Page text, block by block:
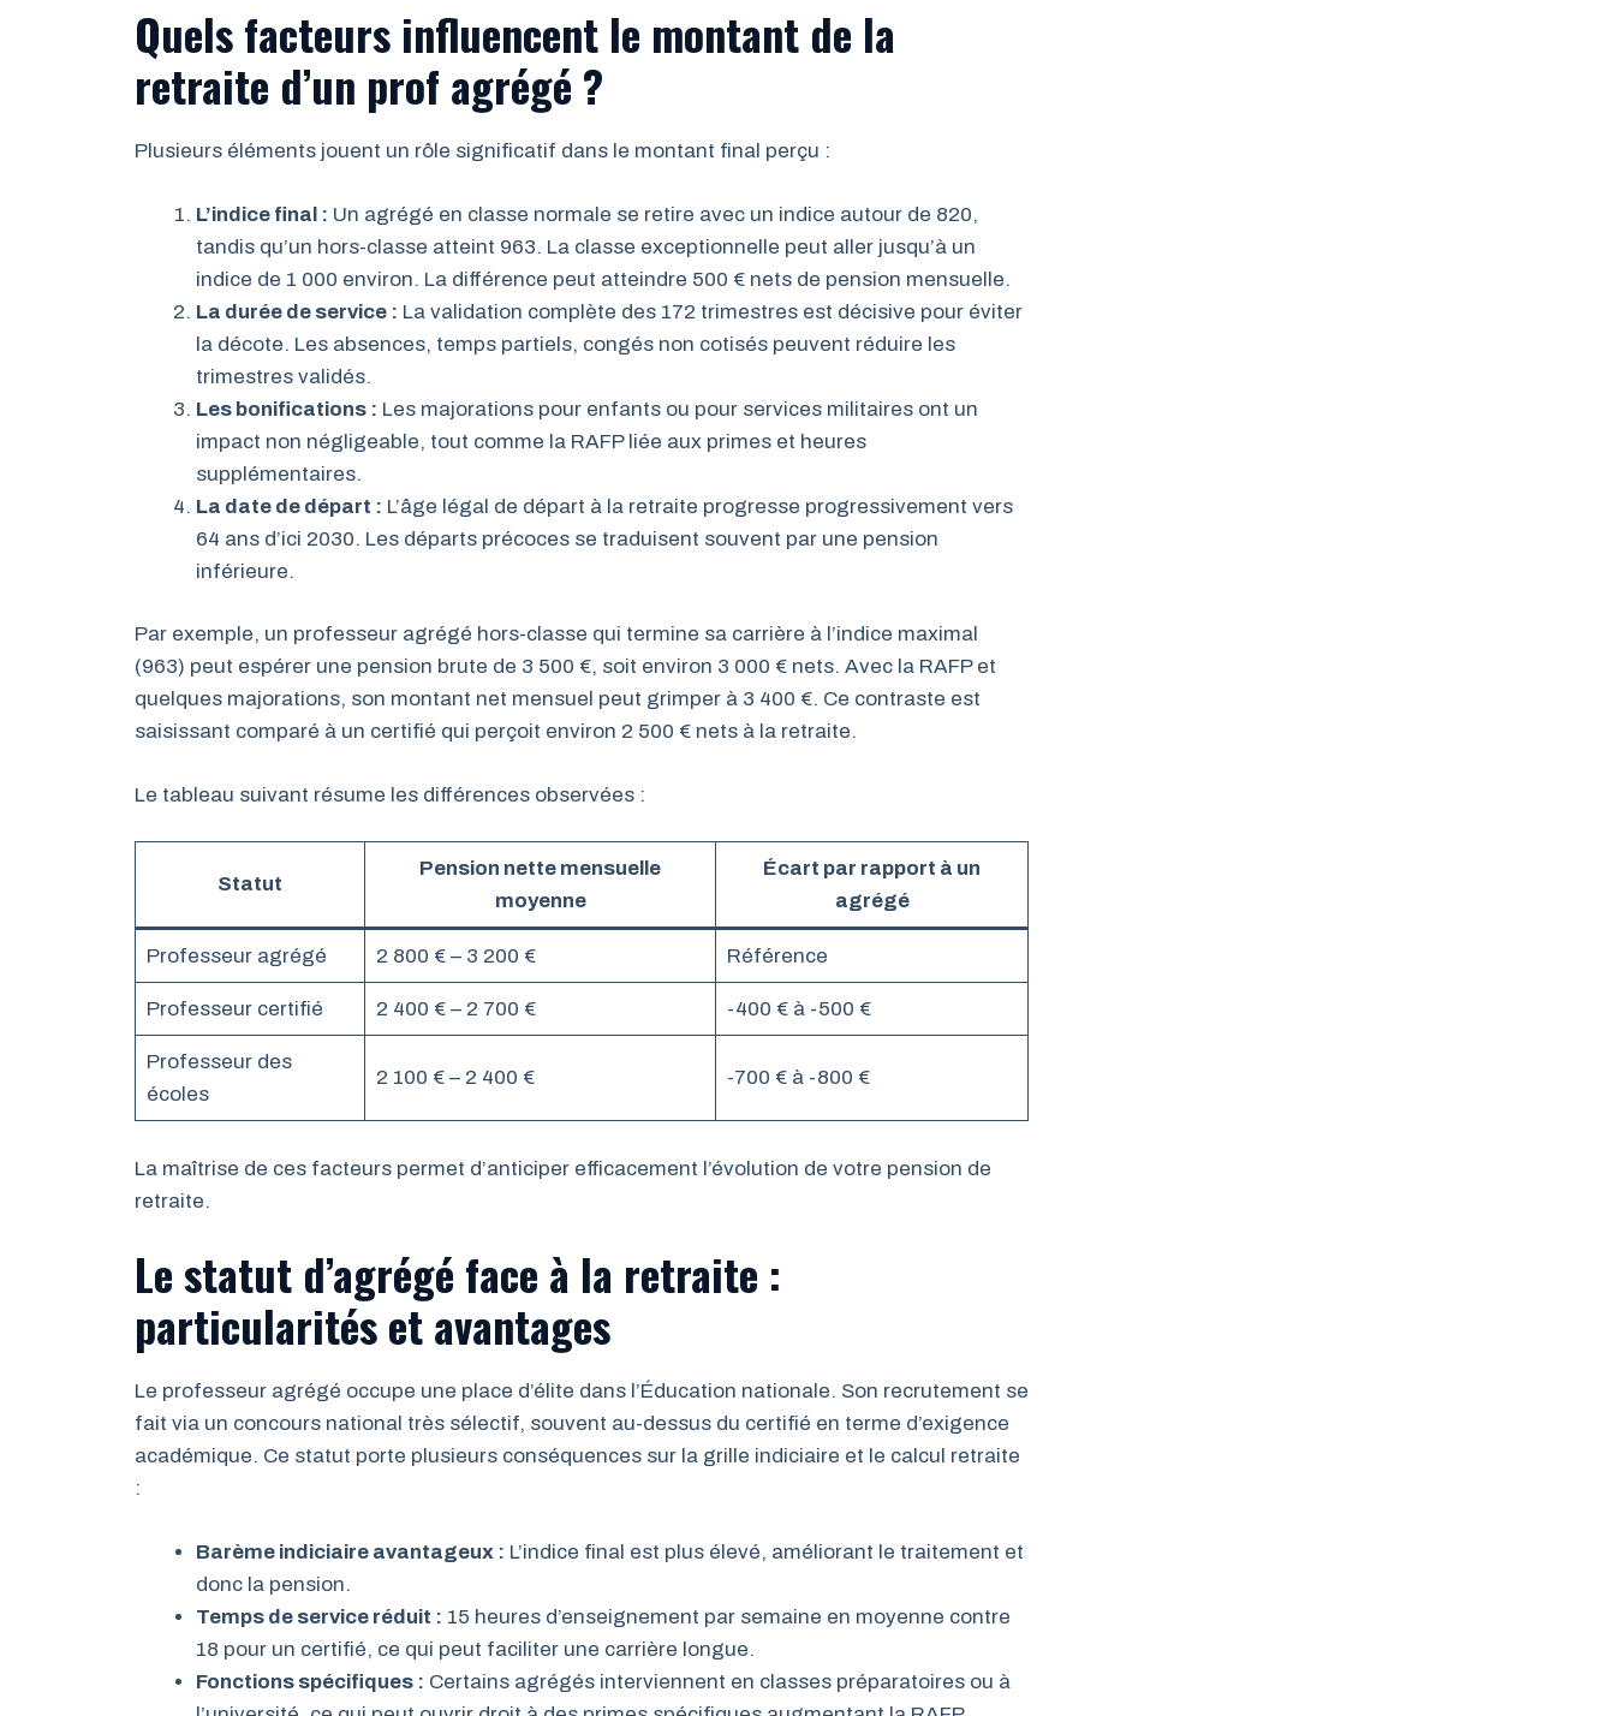
Quels facteurs influencent le montant de la
retraite d’un prof agrégé ?
Plusieurs éléments jouent un rôle significatif dans le montant final perçu :
L’indice final : Un agrégé en classe normale se retire avec un indice autour de 820,
tandis qu’un hors-classe atteint 963. La classe exceptionnelle peut aller jusqu’à un
indice de 1 000 environ. La différence peut atteindre 500 € nets de pension mensuelle.
La durée de service : La validation complète des 172 trimestres est décisive pour éviter
la décote. Les absences, temps partiels, congés non cotisés peuvent réduire les
trimestres validés.
Les bonifications : Les majorations pour enfants ou pour services militaires ont un
impact non négligeable, tout comme la RAFP liée aux primes et heures
supplémentaires.
La date de départ : L’âge légal de départ à la retraite progresse progressivement vers
64 ans d’ici 2030. Les départs précoces se traduisent souvent par une pension
inférieure.
Par exemple, un professeur agrégé hors-classe qui termine sa carrière à l’indice maximal
(963) peut espérer une pension brute de 3 500 €, soit environ 3 000 € nets. Avec la RAFP et
quelques majorations, son montant net mensuel peut grimper à 3 400 €. Ce contraste est
saisissant comparé à un certifié qui perçoit environ 2 500 € nets à la retraite.
Le tableau suivant résume les différences observées :
Statut
Pension nette mensuelle
moyenne
Écart par rapport à un
agrégé
Professeur agrégé 2 800 € – 3 200 € Référence
Professeur certifié 2 400 € – 2 700 € -400 € à -500 €
Professeur des
écoles
2 100 € – 2 400 € -700 € à -800 €
La maîtrise de ces facteurs permet d’anticiper efficacement l’évolution de votre pension de
retraite.
Le statut d’agrégé face à la retraite :
particularités et avantages
Le professeur agrégé occupe une place d’élite dans l’Éducation nationale. Son recrutement se
fait via un concours national très sélectif, souvent au-dessus du certifié en terme d’exigence
académique. Ce statut porte plusieurs conséquences sur la grille indiciaire et le calcul retraite
:
Barème indiciaire avantageux : L’indice final est plus élevé, améliorant le traitement et
donc la pension.
Temps de service réduit : 15 heures d’enseignement par semaine en moyenne contre
18 pour un certifié, ce qui peut faciliter une carrière longue.
Fonctions spécifiques : Certains agrégés interviennent en classes préparatoires ou à